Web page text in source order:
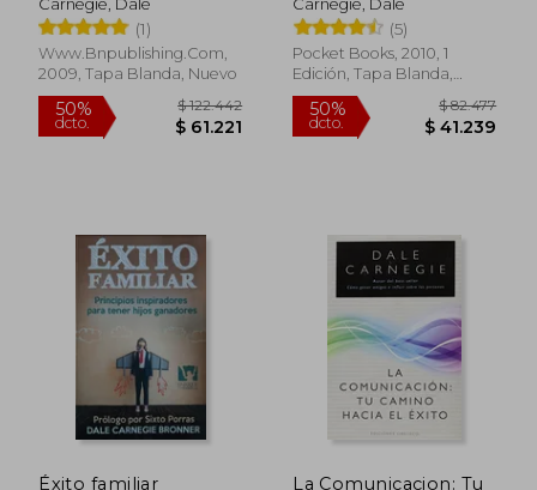
50% 50%
dcto.
Negocios por Dale
Carnegie Autor de
Como Ganar Amigos
Carnegie, Dale
(1)
Www.bnpublishing.com,
2009, Tapa Blanda, Nuevo
Inglés)
Carnegie, Dale
(5)
Pocket Books, 2010, 1
Edición, Tapa Blanda,
Nuevo
Éxito familiar
La Comunicacion: Tu